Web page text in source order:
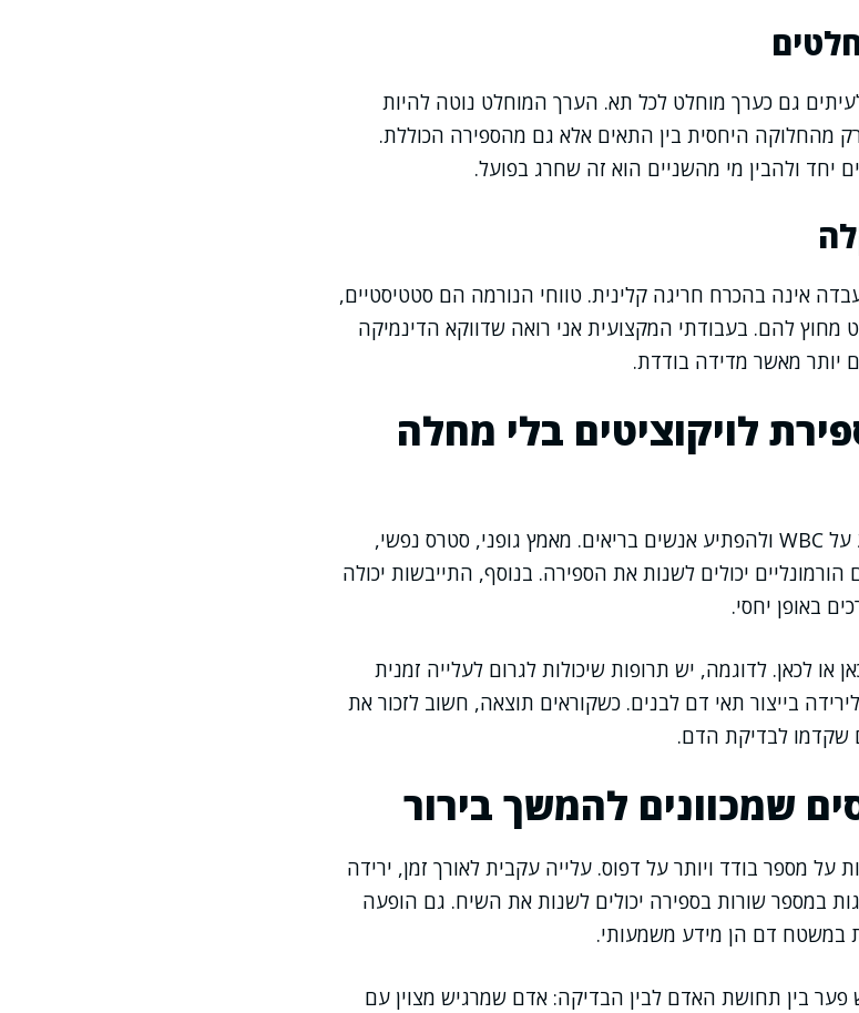
גם כערך מוחלט לכל תא. הערך המוחלט נוטה להיות
רק מהחלוקה היחסית בין התאים אלא גם מהספירה הכוללת.
יחד ולהבין מי מהשניים הוא זה שחרג בפועל.
אינה בהכרח חריגה קלינית. טווחי הנורמה הם סטטיסטיים,
מחוץ להם. בעבודתי המקצועית אני רואה שדווקא הדינמיקה
יותר מאשר מדידה בודדת.
לויקוציטים בלי מחלה
יש גורמים יומיומיים שיכולים להשפיע על WBC ולהפתיע אנשים בריאים. מאמץ גופני, סטרס נפשי,
הורמונליים יכולים לשנות את הספירה. בנוסף, התייבשות יכולה
באופן יחסי.
או לכאן. לדוגמה, יש תרופות שיכולות לגרום לעלייה זמנית
בייצור תאי דם לבנים. כשקוראים תוצאה, חשוב לזכור את
שקדמו לבדיקת הדם.
שמכוונים להמשך בירור
מספר בודד ויותר על דפוס. עלייה עקבית לאורך זמן, ירידה
במספר שורות בספירה יכולים לשנות את השיח. גם הופעה
במשטח דם הן מידע משמעותי.
בין תחושת האדם לבין הבדיקה: אדם שמרגיש מצוין עם